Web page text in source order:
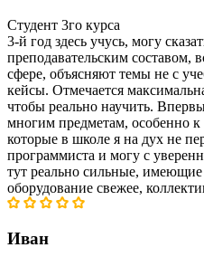
Студент 3го курса
3-й год здесь учусь, могу
преподавательским составом,
сфере, объясняют темы не с
кейсы. Отмечается
чтобы реально научить.
многим предметам, особенно к
которые в школе я на дух не
программиста и могу с
тут реально сильные,
оборудование свежее,
Иван